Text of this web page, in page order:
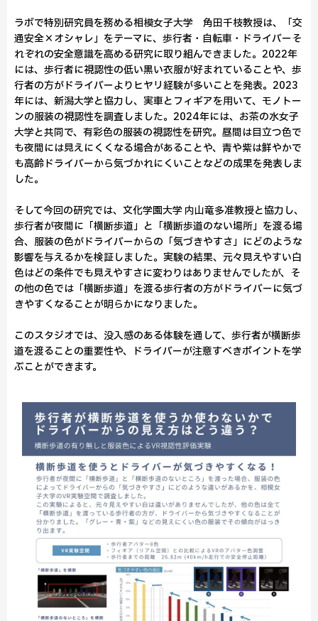
ラボで特別研究員を務める相模女子大学 角田千枝教授は、「交
通安全×オシャレ」をテーマに、歩行者・自転車・ドライバーそ
れぞれの安全意識を高める研究に取り組んできました。2022年
には、歩行者に視認性の低い黒い衣服が好まれていることや、歩
行者の方がドライバーよりヒヤリ経験が多いことを発表。2023
年には、新潟大学と協力し、実車とフィギアを用いて、モノトー
ンの服装の視認性を調査しました。2024年には、お茶の水女子
大学と共同で、有彩色の服装の視認性を研究。昼間は目立つ色で
も夜間には見えにくくなる場合があることや、青や紫は鮮やかで
も高齢ドライバーから気づかれにくいことなどの成果を発表しま
した。
そして今回の研究では、文化学園大学 内山竜多准教授と協力し、
歩行者が夜間に「横断歩道」と「横断歩道のない場所」を渡る場
合、服装の色がドライバーからの「気づきやすさ」にどのような
影響を与えるかを検証しました。実験の結果、元々見えやすい白
色はどの条件でも見えやすさに変わりはありませんでしたが、そ
の他の色では「横断歩道」を渡る歩行者の方がドライバーに気づ
きやすくなることが明らかになりました。
このスタジオでは、没入感のある体験を通して、歩行者が横断歩
道を渡ることの重要性や、ドライバーが注意すべきポイントを学
ぶことができます。